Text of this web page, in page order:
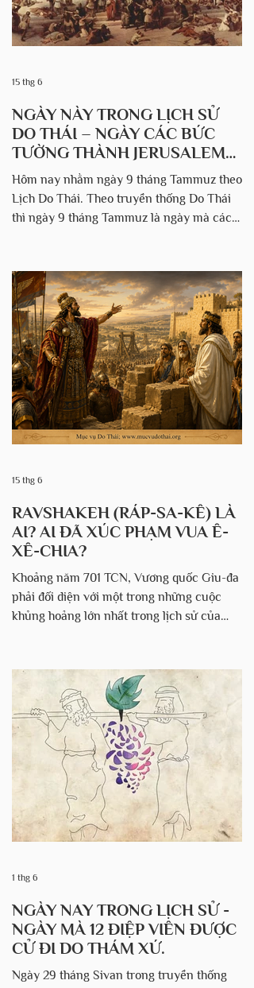
những
NGÀY NÀY TRONG LỊCH SỬ
DO THÁI – NGÀY CÁC BỨC
TƯỜNG THÀNH JERUSALEM
BỊ PHÁ HỦY.
Hôm nay nhằm ngày 9 tháng Tammuz theo
Lịch Do Thái. Theo truyền thống Do Thái
thì ngày 9 tháng Tammuz là ngày mà các
của vua Nebuchadnezzar đã phá vỡ tường
thành Jerusalem vào ngày 9 tháng
Tammuz năm 3338 sau Công nguyên (423
TCN); vua Ziddikiahu của Giuđa bị bắt và
đưa đến Babylon (Giê-rê-mi 39:5). Một
tháng sau, việc chiếm được Jerusalem
hoàn tất với sự phá hủy Đền Thánh và việc
lưu đày hầu h
15 thg 6
RAVSHAKEH (RÁP-SA-KÊ) LÀ
AI? AI ĐÃ XÚC PHẠM VUA Ê-
XÊ-CHIA?
Khoảng năm 701 TCN, Vương quốc Giu-đa
phải đối diện với một trong những cuộc
khủng hoảng lớn nhất trong lịch sử của
Vương quốc Y-sơ-ra-ên ở phía bắc và tiếp
tục tiến xuống phía nam, đe dọa xóa sổ
Giu-đa. Theo II Các Vua 18–19, vua San-
chê-ríp của A-si-ri đã sai quân đội hùng
hậu đến bao vây Giê-ru-sa-lem. Trước mắt
vua Ê-xê-chia và dân Giu-đa là nguy cơ bị
tiêu diệt hoàn toàn. Giữa bối cảnh căng
15 thg 6
NGÀY NAY TRONG LỊCH SỬ -
NGÀY MÀ 12 ĐIỆP VIÊN ĐƯỢC
CỬ ĐI DO THÁM XỨ.
Ngày 29 tháng Sivan trong truyền thống
1 thg 6